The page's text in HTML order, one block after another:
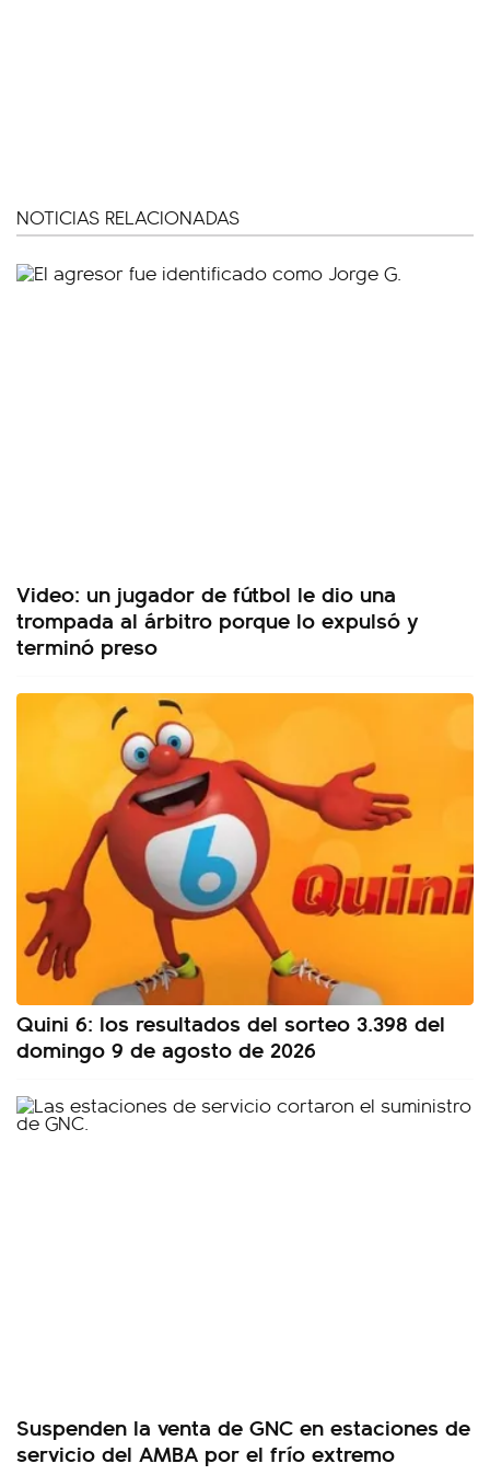
NOTICIAS RELACIONADAS
Video: un jugador de fútbol le dio una
trompada al árbitro porque lo expulsó y
terminó preso
Quini 6: los resultados del sorteo 3.398 del
domingo 9 de agosto de 2026
Suspenden la venta de GNC en estaciones de
servicio del AMBA por el frío extremo